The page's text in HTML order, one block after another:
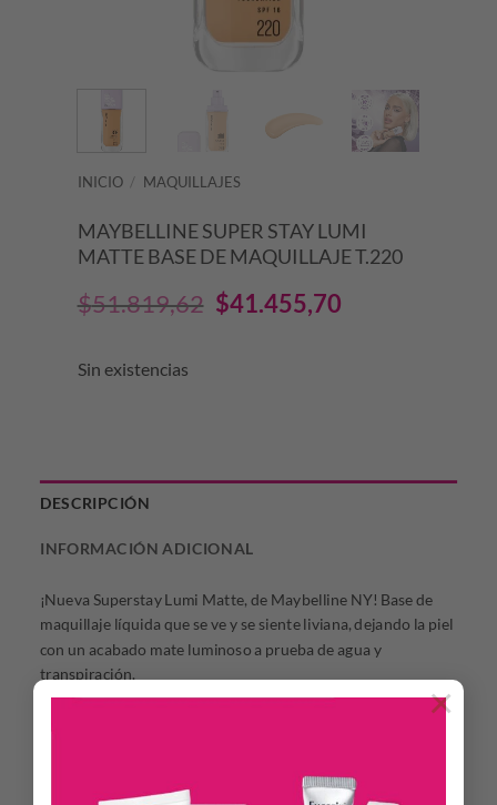
×
INICIO / MAQUILLAJES
MAYBELLINE SUPER STAY LUMI
MATTE BASE DE MAQUILLAJE T.220
$51.819,62 El
$41.455,70
Sin existencias
DESCRIPCIÓN
INFORMACIÓN ADICIONAL
¡Nueva Superstay Lumi Matte, de Maybelline NY! Base de
maquillaje líquida que se ve y se siente liviana, dejando la piel
con un acabado mate luminoso a prueba de agua y
transpiración.
•Obtén un look ligero y mate luminoso con Superstay Lumi